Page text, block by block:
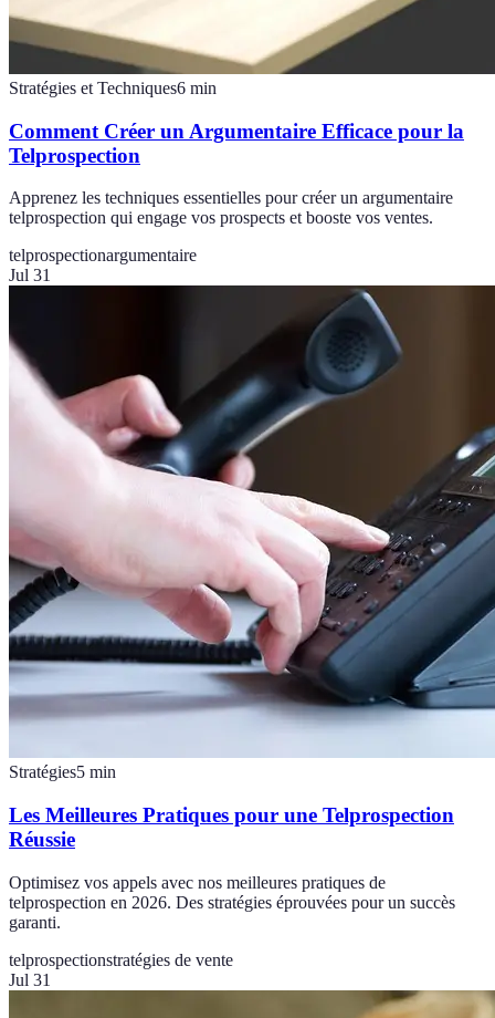
Stratégies et Techniques6 min
Comment Créer un Argumentaire Efficace pour la
Telprospection
Apprenez les techniques essentielles pour créer un argumentaire
telprospection qui engage vos prospects et booste vos ventes.
telprospectionargumentaire
Jul 31
Stratégies5 min
Les Meilleures Pratiques pour une Telprospection
Réussie
Optimisez vos appels avec nos meilleures pratiques de
telprospection en 2026. Des stratégies éprouvées pour un succès
garanti.
telprospectionstratégies de vente
Jul 31